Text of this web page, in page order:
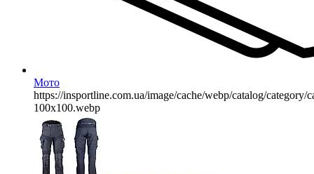
Мото
https://insportline.com.ua/image/cache/webp/catalog/category/
100x100.webp